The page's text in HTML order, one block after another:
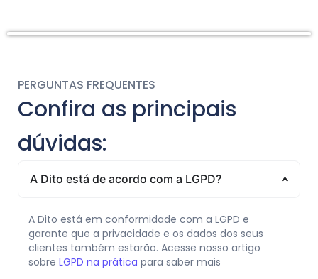
PERGUNTAS FREQUENTES
Confira as principais
dúvidas:
A Dito está de acordo com a LGPD?
A Dito está em conformidade com a LGPD e
garante que a privacidade e os dados dos seus
clientes também estarão. Acesse nosso artigo
sobre LGPD na prática para saber mais